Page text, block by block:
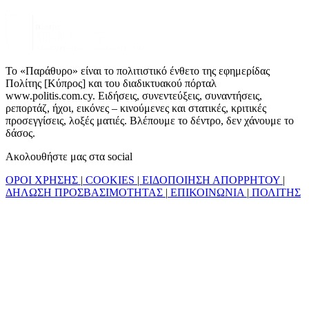
Το «Παράθυρο» είναι το πολιτιστικό ένθετο της εφημερίδας
Πολίτης [Κύπρος] και του διαδικτυακού πόρταλ
www.politis.com.cy. Ειδήσεις, συνεντεύξεις, συναντήσεις,
ρεπορτάζ, ήχοι, εικόνες – κινούμενες και στατικές, κριτικές
προσεγγίσεις, λοξές ματιές. Βλέπουμε το δέντρο, δεν χάνουμε το
δάσος.
Ακολουθήστε μας στα social
ΟΡΟΙ ΧΡΗΣΗΣ | COOKIES | ΕΙΔΟΠΟΙΗΣΗ ΑΠΟΡΡΗΤΟΥ |
ΔΗΛΩΣΗ ΠΡΟΣΒΑΣΙΜΟΤΗΤΑΣ | ΕΠΙΚΟΙΝΩΝΙΑ | ΠΟΛΙΤΗΣ